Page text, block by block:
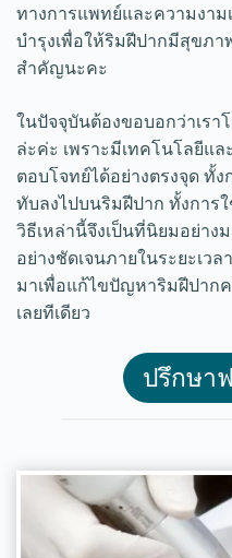
ทางการแพทย์และความงาม
บำรุงเพื่อให้ริมฝีปากมีสุขภา
สำคัญนะคะ
ในปัจจุบันต้องขอบอกว่าเรา
ล่ะค่ะ เพราะมีเทคโนโลยีแ
ตอบโจทย์ได้อย่างตรงจุด ทั้
ทับลงไปบนริมฝีปาก ทั้งการใ
วิธีเหล่านี้จึงเป็นที่นิยมอย่าง
อย่างชัดเจนภายในระยะเว
มาเพื่อแก้ไขปัญหาริมฝีปาก
เลยทีเดียว
ปรึกษา